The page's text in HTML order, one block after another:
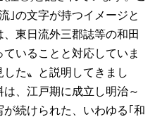
｣の文字が持つイメージと
東日流外三郡誌等の和田
いることと対応していま
た〟と説明してきまし
、江戸期に成立し明治～
続けられた、いわゆる｢和